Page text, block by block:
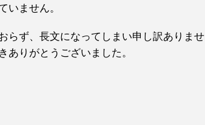
いません。
らず、長文になってしまい申し訳ありませ
ありがとうございました。